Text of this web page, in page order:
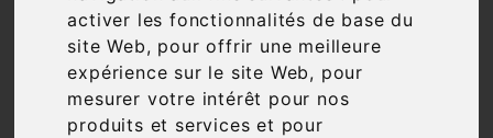
activer les fonctionnalités de base du
site Web, pour offrir une meilleure
expérience sur le site Web, pour
mesurer votre intérêt pour nos
produits et services et pour
Vin de paille
Filtre 1 article